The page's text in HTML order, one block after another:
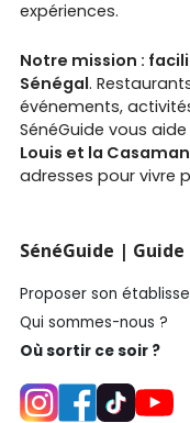
expériences.
Notre mission :
Sénégal.
événements,
SénéGuide vous
Louis et la
adresses pour vivre
SénéGuide | Guide
Proposer son
Qui sommes-nous ?
Où sortir ce soir ?